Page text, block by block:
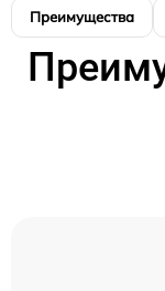
Преимущества